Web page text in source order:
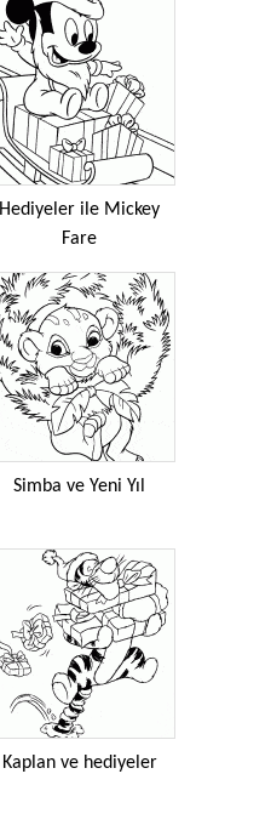
Hediyeler ile Mickey
Fare
Simba ve Yeni Yıl
Kaplan ve hediyeler